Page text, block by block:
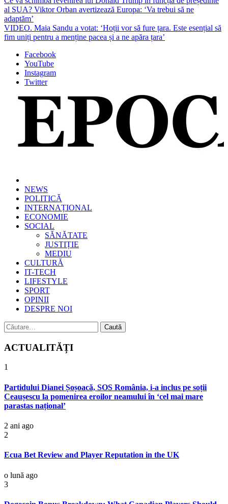
al SUA? Viktor Orban avertizează Europa: ‘Va trebui să ne
adaptăm’
VIDEO. Maia Sandu a votat: ‘Hoții vor să fure țara. Este esențial să
fim uniți pentru a menține pacea și a ne apăra țara’
Facebook
YouTube
Instagram
Twitter
Epoca
Cele mai noi știri online din România
NEWS
POLITICĂ
INTERNAȚIONAL
ECONOMIE
SOCIAL
SĂNĂTATE
JUSTIȚIE
MEDIU
CULTURĂ
IT-TECH
LIFESTYLE
SPORT
OPINII
DESPRE NOI
Caută
după:
ACTUALITĂȚI
1
Partidului Dianei Șoșoacă, SOS România, i-a inclus pe soții
Ceaușescu la pomenirea eroilor neamului în ‘cel mai mare
parastas național’
2 ani ago
2
Ecua Bet Review and Player Reputation in the UK
o lună ago
3